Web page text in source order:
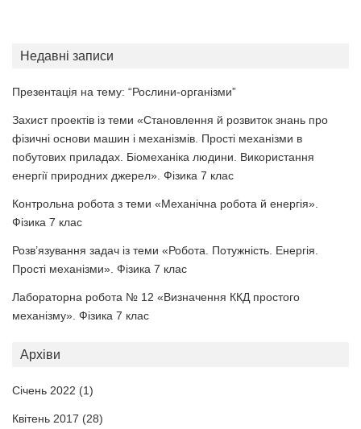
Недавні записи
Презентація на тему: “Рослини-організми”
Захист проектів із теми «Становлення й розвиток знань про
фізичні основи машин і механізмів. Прості механізми в
побутових приладах. Біомеханіка людини. Використання
енергії природних джерел». Фізика 7 клас
Контрольна робота з теми «Механічна робота й енергія».
Фізика 7 клас
Розв’язування задач із теми «Робота. Потужність. Енергія.
Прості механізми». Фізика 7 клас
Лабораторна робота № 12 «Визначення ККД простого
механізму». Фізика 7 клас
Архіви
Січень 2022 (1)
Квітень 2017 (28)